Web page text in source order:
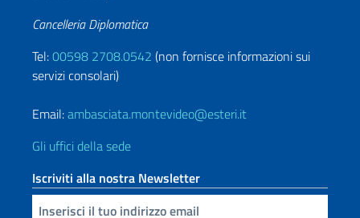
Cancelleria Diplomatica
Tel:00598 2708.0542 (non fornisce informazioni sui
servizi consolari)
Email:ambasciata.montevideo@esteri.it
Gli uffici della sede
Iscriviti alla nostra Newsletter
Inserisci la tua email